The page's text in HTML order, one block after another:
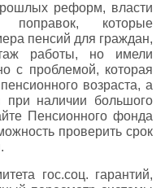
реформ, власти
которые
пенсий для граждан,
работы, но имели
с проблемой, которая
возраста, а
наличии большого
Пенсионного фонда
проверить срок
гос.соц. гарантий,